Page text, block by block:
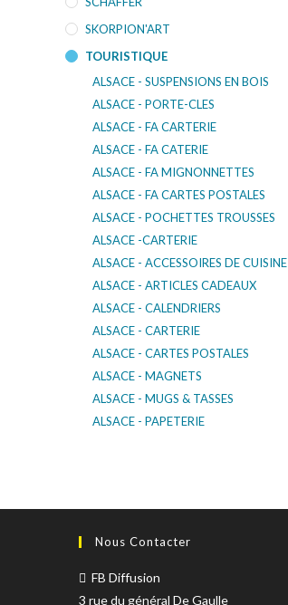
SKORPION'ART
TOURISTIQUE
ALSACE - SUSPENSIONS EN BOIS
ALSACE - PORTE-CLES
ALSACE - FA CARTERIE
ALSACE - FA CATERIE
ALSACE - FA MIGNONNETTES
ALSACE - FA CARTES POSTALES
ALSACE - POCHETTES TROUSSES
ALSACE -CARTERIE
ALSACE - ACCESSOIRES DE CUISINE
ALSACE - ARTICLES CADEAUX
ALSACE - CALENDRIERS
ALSACE - CARTERIE
ALSACE - CARTES POSTALES
ALSACE - MAGNETS
ALSACE - MUGS & TASSES
ALSACE - PAPETERIE
Nous Contacter
FB Diffusion
3 rue du général De Gaulle